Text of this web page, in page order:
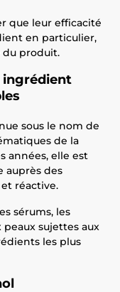
que leur efficacité
en particulier,
du produit.
ingrédient
sous le nom de
de la
années, elle est
auprès des
réactive.
sérums, les
sujettes aux
les plus